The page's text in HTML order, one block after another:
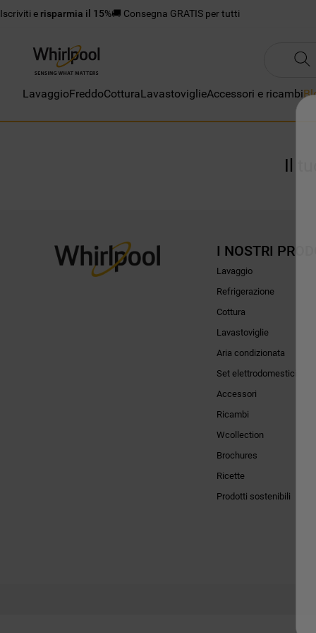
Iscriviti e risparmia il 15%🚚 Consegna GRATIS per tutti
LavaggioFreddoCotturaLavastoviglieAccessori e ricambi
Il
I NOSTRI
Lavaggio
Refrigerazione
Cottura
Lavastoviglie
Aria condizionata
Set elettrodomestici
Accessori
Ricambi
Wcollection
Brochures
Ricette
Prodotti sostenibili